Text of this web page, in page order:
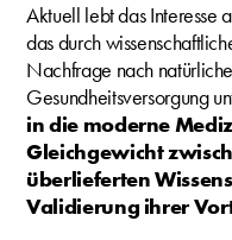
Aktuell lebt das Interesse
das durch
Nachfrage nach
Gesundheitsversorgung
in die moderne
Gleichgewicht
überlieferten
Validierung ihrer